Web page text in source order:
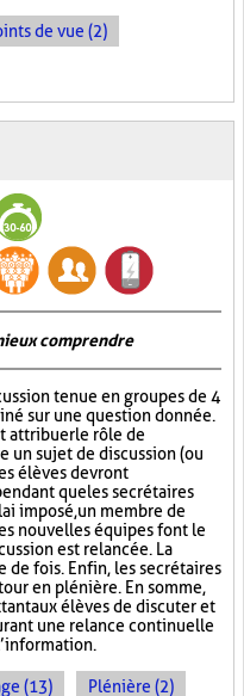
de vue (2)
comprendre
tenue en groupes de 4
sur une question donnée.
attribuer le rôle de
un sujet de discussion (ou
élèves devront
que les secrétaires
imposé, un membre de
nouvelles équipes font le
est relancée. La
de fois. Enfin, les secrétaires
en plénière. En somme,
aux élèves de discuter et
une relance continuelle
(13) Plénière (2)